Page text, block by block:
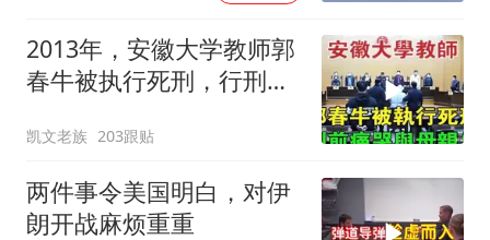
2013年，安徽大学教师郭
春牛被执行死刑，行刑前
凯文老族 203跟贴
两件事令美国明白，对伊
朗开战麻烦重重